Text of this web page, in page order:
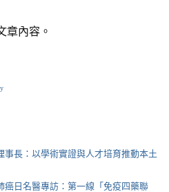
章內容。
長：以學術實證與人才培育推動本土
癌日名醫專訪：第一線「免疫四藥聯